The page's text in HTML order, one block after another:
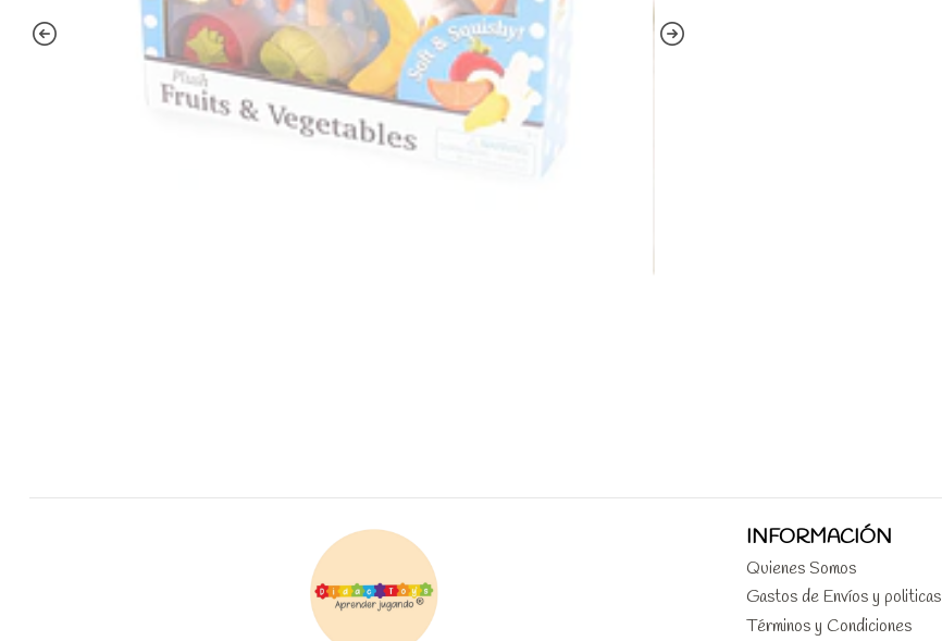
INFORMACIÓN
Quienes Somos
Gastos de Envíos y politicas
Términos y Condiciones